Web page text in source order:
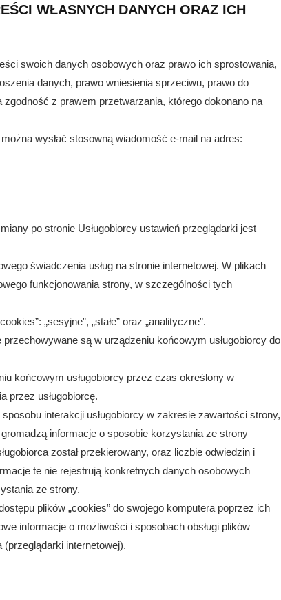
WŁASNYCH DANYCH ORAZ ICH
swoich danych osobowych oraz prawo ich sprostowania,
danych, prawo wniesienia sprzeciwu, prawo do
z prawem przetwarzania, którego dokonano na
wysłać stosowną wiadomość e-mail na adres:
po stronie Usługobiorcy ustawień przeglądarki jest
świadczenia usług na stronie internetowej. W plikach
funkcjonowania strony, w szczególności tych
„sesyjne”, „stałe” oraz „analityczne”.
są w urządzeniu końcowym usługobiorcy do
końcowym usługobiorcy przez czas określony w
przez usługobiorcę.
interakcji usługobiorcy w zakresie zawartości strony,
gromadzą informacje o sposobie korzystania ze strony
został przekierowany, oraz liczbie odwiedzin i
te nie rejestrują konkretnych danych osobowych
ze strony.
plików „cookies” do swojego komputera poprzez ich
informacje o możliwości i sposobach obsługi plików
(przeglądarki internetowej).